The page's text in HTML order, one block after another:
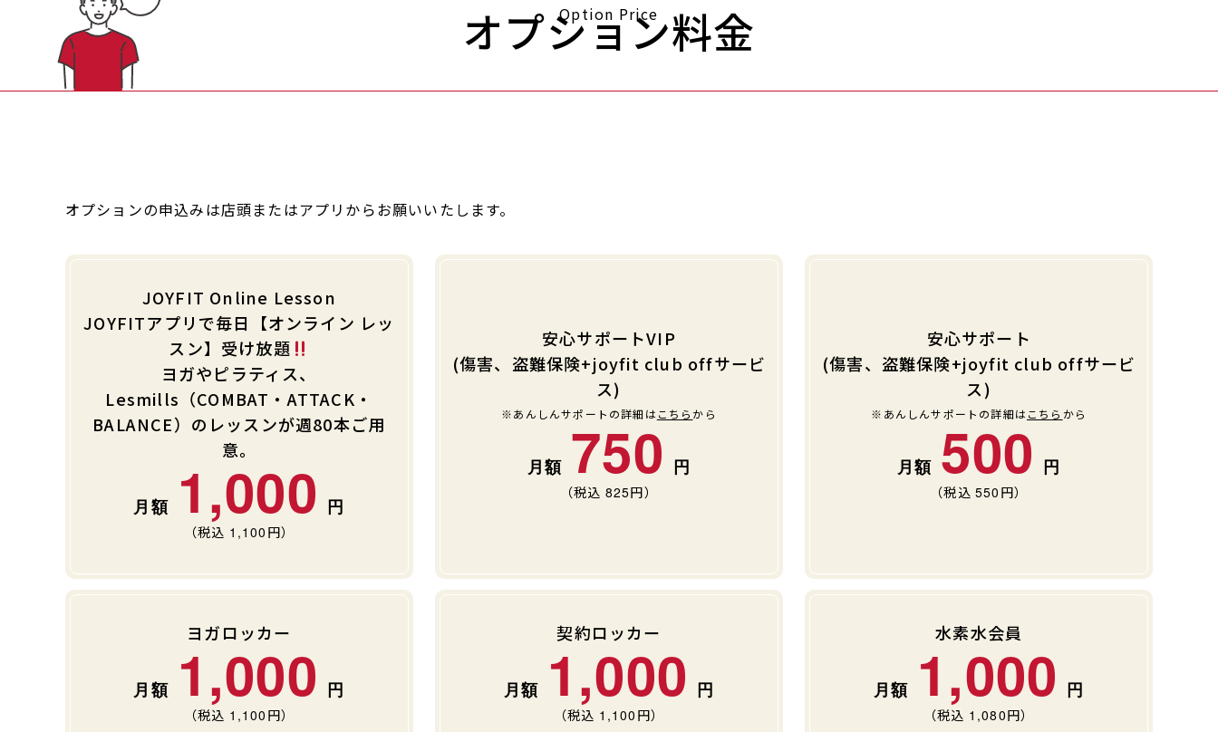
Option Price
オプション料金
オプションの申込みは店頭またはアプリからお願いいたします。
JOYFIT Online Lesson
JOYFITアプリで毎日【オンライン レッ
スン】受け放題
ヨガやピラティス、
Lesmills（COMBAT・ATTACK・
BALANCE）のレッスンが週80本ご用
意。
1,000
（税込 1,100 円）
安心サポートVIP
(傷害、盗難保険+joyfit club offサービ
ス)
※あんしんサポートの詳細はこちら から
750
（税込 825円）
安心サポート
(傷害、盗難保険+joyfit club offサービ
ス)
※あんしんサポートの詳細はこちら から
500
（税込550 円）
ヨガロッカー
1,000
（税込 1,100 円）
契約ロッカー
1,000
（税込 1,100 円）
水素水会員
1,000
（税込 1,080円）